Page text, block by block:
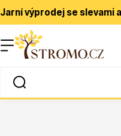
Jarní výprodej se slevami
Rady a tipy